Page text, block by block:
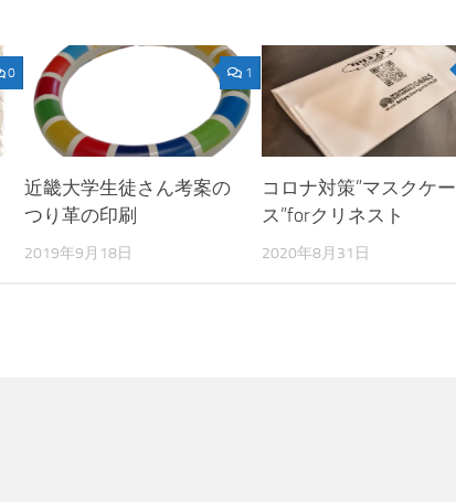
0 1
近畿大学生徒さん考案の
つり革の印刷
2019年9月18日
コロナ対策”マスクケー
ス”forクリネスト
2020年8月31日